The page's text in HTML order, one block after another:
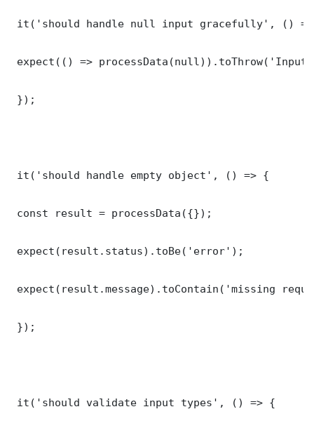
it('should handle null input gracefully', ()
expect(() =>
});
it('should handle empty object', () => {
const result = processData({});
expect(result.status).toBe('error');
expect(result.message).toContain('missing
});
it('should validate input types', () => {